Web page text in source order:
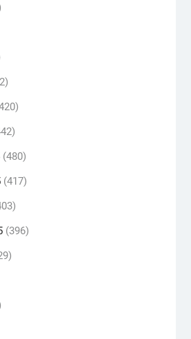
(480)
(417)
(396)